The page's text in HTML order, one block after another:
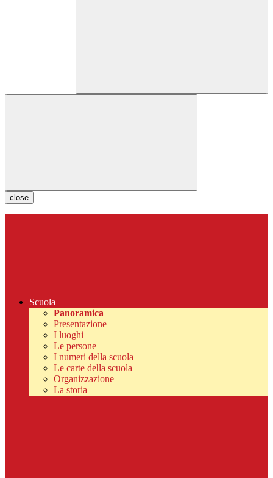
close
Scuola
Panoramica
Presentazione
I luoghi
Le persone
I numeri della scuola
Le carte della scuola
Organizzazione
La storia